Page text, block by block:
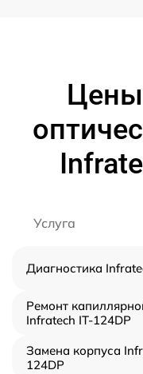
Услуга
Диагностика
Ремонт
Infratech IT-124DP
Замена корпуса
124DP